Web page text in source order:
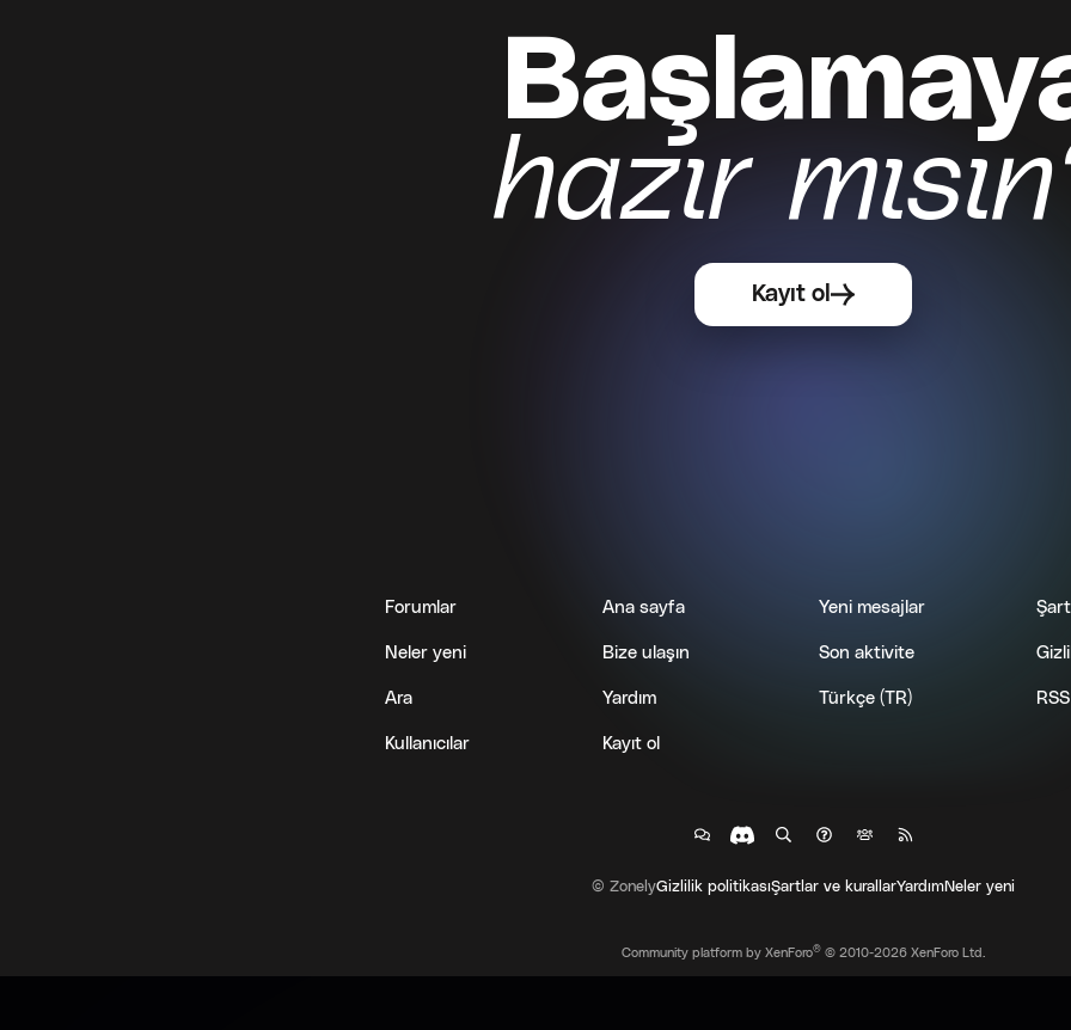
hazır
Kayıt ol
Forumlar
Neler yeni
Ara
Kullanıcılar
Ana sayfa
Bize ulaşın
Yardım
Kayıt ol
Yeni mesajlar
Son aktivite
Türkçe (TR) RSS
© ZonelyGizlilik politikasıŞartlar ve kurallarYardımNeler yeni
Community platform by XenForo® © 2010-2026 XenForo Ltd.